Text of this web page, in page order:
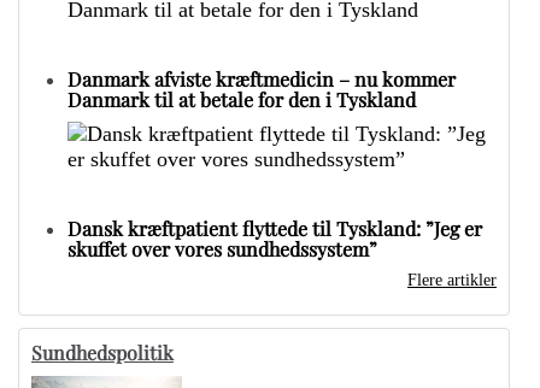
Danmark afviste kræftmedicin – nu kommer
Danmark til at betale for den i Tyskland
Dansk kræftpatient flyttede til Tyskland: ”Jeg er
skuffet over vores sundhedssystem”
Flere artikler
Sundhedspolitik